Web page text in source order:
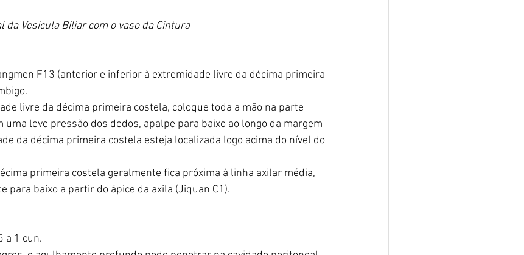
da Vesícula Biliar com o vaso da Cintura
F13 (anterior e inferior à extremidade livre da décima primeira
livre da décima primeira costela, coloque toda a mão na parte
uma leve pressão dos dedos, apalpe para baixo ao longo da margem
da décima primeira costela esteja localizada logo acima do nível do
primeira costela geralmente fica próxima à linha axilar média,
para baixo a partir do ápice da axila (Jiquan C1).
a 1 cun.